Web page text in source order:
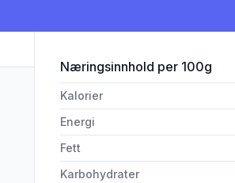
Næringsinnhold for
per 100g
Kalorier
Energi
Fett
Karbohydrater